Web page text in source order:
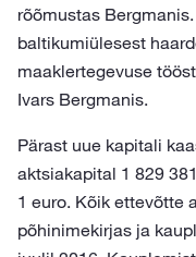
rõõmustas
baltikumiülesest
maaklertegevuse
Ivars Bergmanis.
Pärast uue kapitali
aktsiakapital 1 829
1 euro. Kõik ettevõtte
põhinimekirjas ja